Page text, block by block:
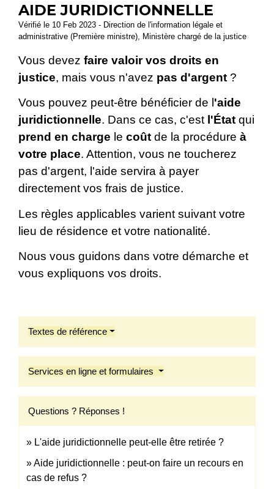
AIDE JURIDICTIONNELLE
Vérifié le 10 Feb 2023 - Direction de l'information légale et
administrative (Première ministre), Ministère chargé de la justice
Vous devez faire valoir vos droits en
justice, mais vous n'avez pas d'argent ?
Vous pouvez peut-être bénéficier de l 'aide
juridictionnelle. Dans ce cas, c'est l'État qui
prend en charge le coût de la procédure à
votre place. Attention, vous ne toucherez
pas d'argent, l'aide servira à payer
directement vos frais de justice.
Les règles applicables varient suivant votre
lieu de résidence et votre nationalité.
Nous vous guidons dans votre démarche et
vous expliquons vos droits.
Textes de référence
Services en ligne et formulaires
Questions ? Réponses !
L'aide juridictionnelle peut-elle être retirée ?
Aide juridictionnelle : peut-on faire un recours en
cas de refus ?